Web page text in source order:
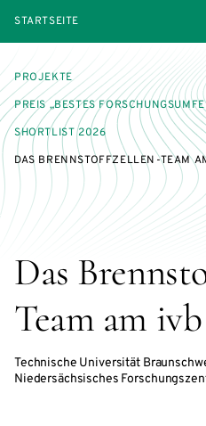
STARTSEITE
PROJEKTE
PREIS „BESTES
SHORTLIST 2026
DAS BRENNSTOFFZELLEN-TEAM
Das
Team am ivb
Technische Universität
Niedersächsisches